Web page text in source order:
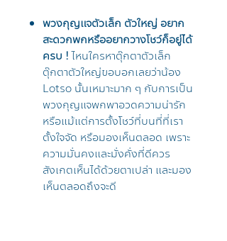
พวงกุญแจตัวเล็ก ตัวใหญ่ อยาก
สะดวกพกหรืออยากวางโชว์ก็อยู่ได้
ครบ !ไหนใครหาตุ๊กตาตัวเล็ก
ตุ๊กตาตัวใหญ่ขอบอกเลยว่าน้อง
Lotso นั้นเหมาะมาก ๆ กับการเป็น
พวงกุญแจพกพาอวดความน่ารัก
หรือแม้แต่การตั้งโชว์ที่บนที่ที่เรา
ตั้งใจจัด หรือมองเห็นตลอด เพราะ
ความมั่นคงและมั่งคั่งที่ดีควร
สังเกตเห็นได้ด้วยตาเปล่า และมอง
เห็นตลอดถึงจะดี